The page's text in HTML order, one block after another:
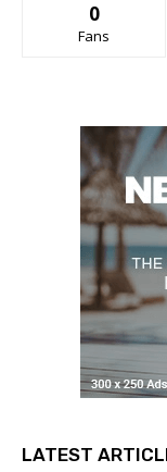
0
Fans
LATEST